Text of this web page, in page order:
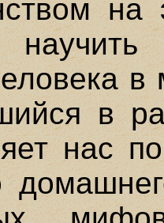
на
научить
в
нас